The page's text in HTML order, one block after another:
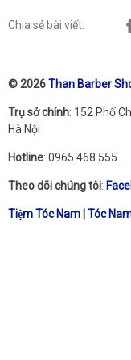
Chia sẻ bài viết:
© 2026Than Barber
Trụ sở chính: 152 Phố
Hà Nội
Hotline: 0965.468.555
Theo dõi chúng tôi:
Tiệm Tóc Nam |Tóc